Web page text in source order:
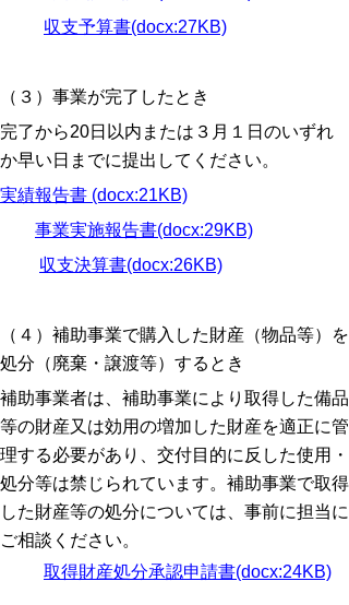
収支予算書(docx:27KB)
（３）事業が完了したとき
完了から20日以内または３月１日のいずれ
か早い日までに提出してください。
実績報告書 (docx:21KB)
事業実施報告書(docx:29KB)
収支決算書(docx:26KB)
（４）補助事業で購入した財産（物品等）を
処分（廃棄・譲渡等）するとき
補助事業者は、補助事業により取得した備品
等の財産又は効用の増加した財産を適正に管
理する必要があり、交付目的に反した使用・
処分等は禁じられています。補助事業で取得
した財産等の処分については、事前に担当に
ご相談ください。
取得財産処分承認申請書(docx:24KB)